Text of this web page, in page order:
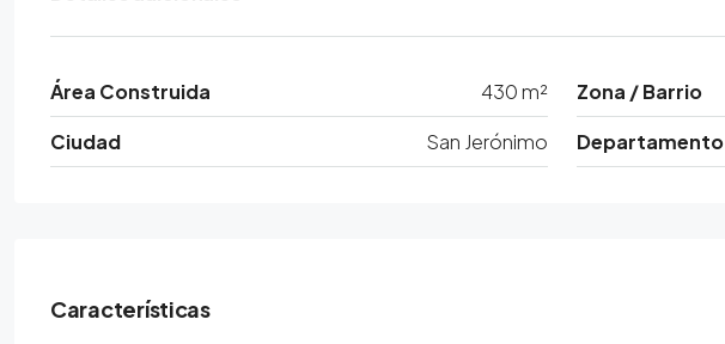
Área Construida 430 m² Zona / Barrio
Ciudad
San Jerónimo Departamento
Características